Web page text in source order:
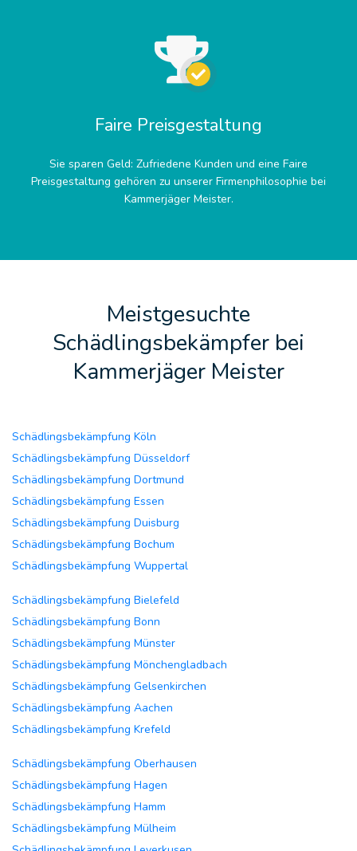
Faire Preisgestaltung
Sie sparen Geld: Zufriedene Kunden und eine Faire
Preisgestaltung gehören zu unserer Firmenphilosophie bei
Kammerjäger Meister.
Meistgesuchte
Schädlingsbekämpfer bei
Kammerjäger Meister
Schädlingsbekämpfung Köln
Schädlingsbekämpfung Düsseldorf
Schädlingsbekämpfung Dortmund
Schädlingsbekämpfung Essen
Schädlingsbekämpfung Duisburg
Schädlingsbekämpfung Bochum
Schädlingsbekämpfung Wuppertal
Schädlingsbekämpfung Bielefeld
Schädlingsbekämpfung Bonn
Schädlingsbekämpfung Münster
Schädlingsbekämpfung Mönchengladbach
Schädlingsbekämpfung Gelsenkirchen
Schädlingsbekämpfung Aachen
Schädlingsbekämpfung Krefeld
Schädlingsbekämpfung Oberhausen
Schädlingsbekämpfung Hagen
Schädlingsbekämpfung Hamm
Schädlingsbekämpfung Mülheim